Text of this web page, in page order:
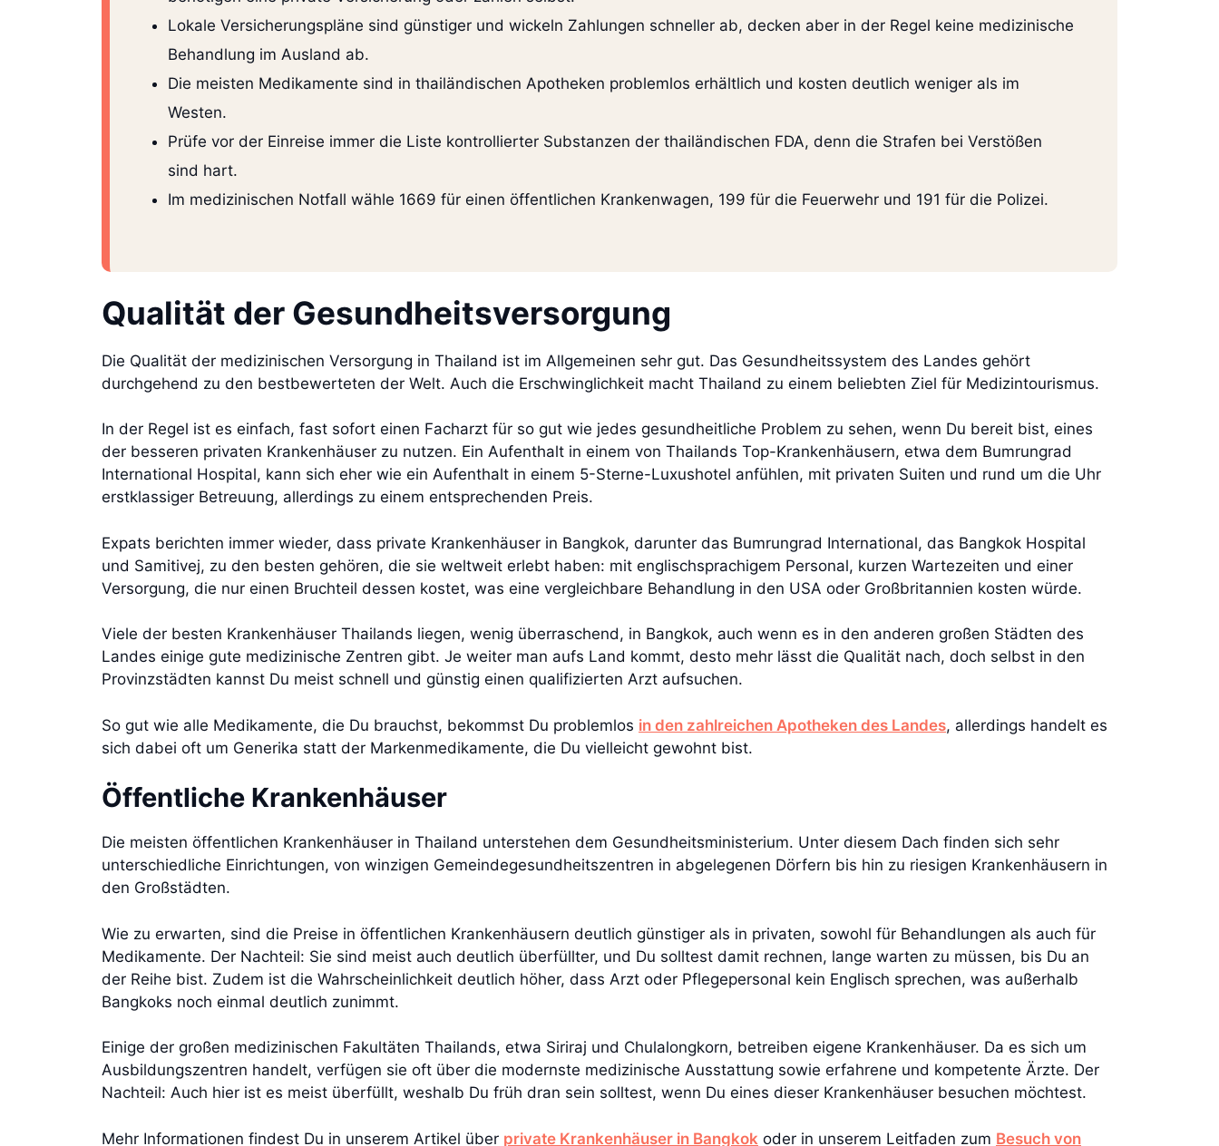
Lokale Versicherungspläne sind günstiger und wickeln Zahlungen schneller ab, decken aber in der Regel keine medizinische
Behandlung im Ausland ab.
Die meisten Medikamente sind in thailändischen Apotheken problemlos erhältlich und kosten deutlich weniger als im
Westen.
Prüfe vor der Einreise immer die Liste kontrollierter Substanzen der thailändischen FDA, denn die Strafen bei Verstößen
sind hart.
Im medizinischen Notfall wähle 1669 für einen öffentlichen Krankenwagen, 199 für die Feuerwehr und 191 für die Polizei.
Qualität der Gesundheitsversorgung
Die Qualität der medizinischen Versorgung in Thailand ist im Allgemeinen sehr gut. Das Gesundheitssystem des Landes gehört
durchgehend zu den bestbewerteten der Welt. Auch die Erschwinglichkeit macht Thailand zu einem beliebten Ziel für Medizintourismus.
In der Regel ist es einfach, fast sofort einen Facharzt für so gut wie jedes gesundheitliche Problem zu sehen, wenn Du bereit bist, eines
der besseren privaten Krankenhäuser zu nutzen. Ein Aufenthalt in einem von Thailands Top-Krankenhäusern, etwa dem Bumrungrad
International Hospital, kann sich eher wie ein Aufenthalt in einem 5-Sterne-Luxushotel anfühlen, mit privaten Suiten und rund um die Uhr
erstklassiger Betreuung, allerdings zu einem entsprechenden Preis.
Expats berichten immer wieder, dass private Krankenhäuser in Bangkok, darunter das Bumrungrad International, das Bangkok Hospital
und Samitivej, zu den besten gehören, die sie weltweit erlebt haben: mit englischsprachigem Personal, kurzen Wartezeiten und einer
Versorgung, die nur einen Bruchteil dessen kostet, was eine vergleichbare Behandlung in den USA oder Großbritannien kosten würde.
Viele der besten Krankenhäuser Thailands liegen, wenig überraschend, in Bangkok, auch wenn es in den anderen großen Städten des
Landes einige gute medizinische Zentren gibt. Je weiter man aufs Land kommt, desto mehr lässt die Qualität nach, doch selbst in den
Provinzstädten kannst Du meist schnell und günstig einen qualifizierten Arzt aufsuchen.
So gut wie alle Medikamente, die Du brauchst, bekommst Du problemlos in den zahlreichen Apotheken des Landes, allerdings handelt es
sich dabei oft um Generika statt der Markenmedikamente, die Du vielleicht gewohnt bist.
Öffentliche Krankenhäuser
Die meisten öffentlichen Krankenhäuser in Thailand unterstehen dem Gesundheitsministerium. Unter diesem Dach finden sich sehr
unterschiedliche Einrichtungen, von winzigen Gemeindegesundheitszentren in abgelegenen Dörfern bis hin zu riesigen Krankenhäusern in
den Großstädten.
Wie zu erwarten, sind die Preise in öffentlichen Krankenhäusern deutlich günstiger als in privaten, sowohl für Behandlungen als auch für
Medikamente. Der Nachteil: Sie sind meist auch deutlich überfüllter, und Du solltest damit rechnen, lange warten zu müssen, bis Du an
der Reihe bist. Zudem ist die Wahrscheinlichkeit deutlich höher, dass Arzt oder Pflegepersonal kein Englisch sprechen, was außerhalb
Bangkoks noch einmal deutlich zunimmt.
Einige der großen medizinischen Fakultäten Thailands, etwa Siriraj und Chulalongkorn, betreiben eigene Krankenhäuser. Da es sich um
Ausbildungszentren handelt, verfügen sie oft über die modernste medizinische Ausstattung sowie erfahrene und kompetente Ärzte. Der
Nachteil: Auch hier ist es meist überfüllt, weshalb Du früh dran sein solltest, wenn Du eines dieser Krankenhäuser besuchen möchtest.
Mehr Informationen findest Du in unserem Artikel über private Krankenhäuser in Bangkok oder in unserem Leitfaden zum Besuch von